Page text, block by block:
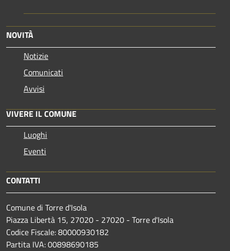
NOVITÀ
Notizie
Comunicati
Avvisi
VIVERE IL COMUNE
Luoghi
Eventi
CONTATTI
Comune di Torre d'Isola
Piazza Libertà 15, 27020 - 27020 - Torre d'Isola
Codice Fiscale: 80000930182
Partita IVA: 00898690185